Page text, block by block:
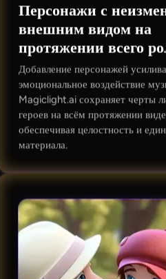
Персонажи с
внешним видом на
протяжении всего
Добавление персонажей
эмоциональное воздействие
Magiclight.ai сохраняет черты
героев на всём протяжении
обеспечивая целостность и
материала.